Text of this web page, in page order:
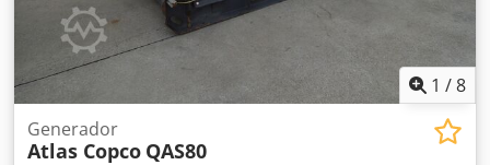
1 /8
Generador
Atlas Copco QAS80